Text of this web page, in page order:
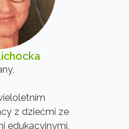
z dziećmi ze
edukacyjnymi,